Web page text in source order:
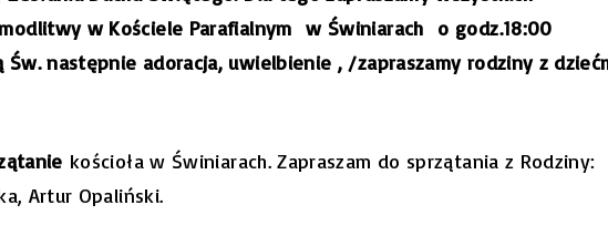
w Kościele Parafialnym w Świniarach o godz.18:00
następnie adoracja, uwielbienie , /zapraszamy rodziny z
kościoła w Świniarach. Zapraszam do sprzątania z Rodziny:
Artur Opaliński.